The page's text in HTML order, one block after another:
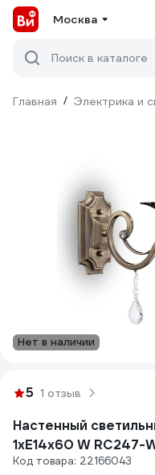
Москва
Поиск в каталоге
Главная / Электрика и
Нет в наличии
5 1 отзыв
Настенный
1хE14x60 W RC247-
Код товара: 22166043